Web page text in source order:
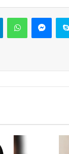
سكايب واتساب